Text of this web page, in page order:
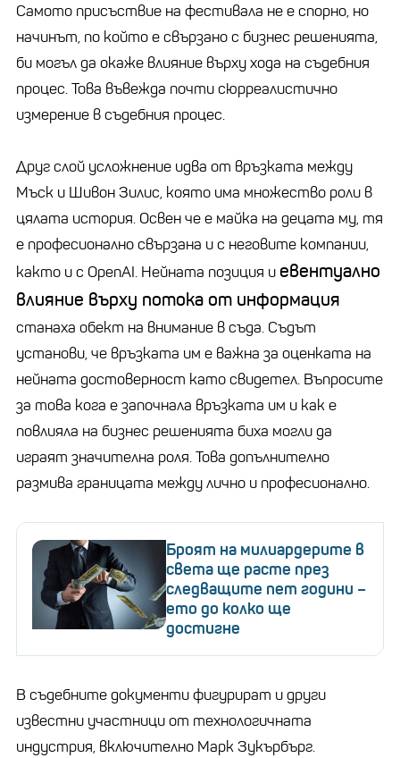
Самото присъствие на фестивала не е спорно, но
начинът, по който е свързано с бизнес решенията,
би могъл да окаже влияние върху хода на съдебния
процес. Това въвежда почти сюрреалистично
измерение в съдебния процес.
Друг слой усложнение идва от връзката между
Мъск и Шивон Зилис, която има множество роли в
цялата история. Освен че е майка на децата му, тя
е професионално свързана и с неговите компании,
както и с OpenAI. Нейната позиция иевентуално
влияние върху потока от информация
станаха обект на внимание в съда. Съдът
установи, че връзката им е важна за оценката на
нейната достоверност като свидетел. Въпросите
за това кога е започнала връзката им и как е
повлияла на бизнес решенията биха могли да
играят значителна роля. Това допълнително
размива границата между лично и професионално.
Броят на милиардерите в
света ще расте през
следващите пет години –
ето до колко ще
достигне
В съдебните документи фигурират и други
известни участници от технологичната
индустрия, включително Марк Зукърбърг.